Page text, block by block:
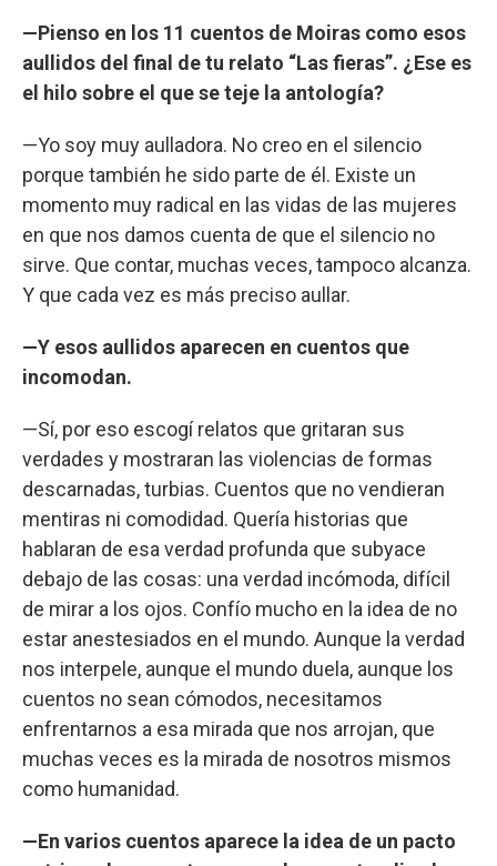
—Pienso en los 11 cuentos de Moiras como esos
aullidos del final de tu relato “Las fieras”. ¿Ese es
el hilo sobre el que se teje la antología?
—Yo soy muy aulladora. No creo en el silencio
porque también he sido parte de él. Existe un
momento muy radical en las vidas de las mujeres
en que nos damos cuenta de que el silencio no
sirve. Que contar, muchas veces, tampoco alcanza.
Y que cada vez es más preciso aullar.
—Y esos aullidos aparecen en cuentos que
incomodan.
—Sí, por eso escogí relatos que gritaran sus
verdades y mostraran las violencias de formas
descarnadas, turbias. Cuentos que no vendieran
mentiras ni comodidad. Quería historias que
hablaran de esa verdad profunda que subyace
debajo de las cosas: una verdad incómoda, difícil
de mirar a los ojos. Confío mucho en la idea de no
estar anestesiados en el mundo. Aunque la verdad
nos interpele, aunque el mundo duela, aunque los
cuentos no sean cómodos, necesitamos
enfrentarnos a esa mirada que nos arrojan, que
muchas veces es la mirada de nosotros mismos
como humanidad.
—En varios cuentos aparece la idea de un pacto